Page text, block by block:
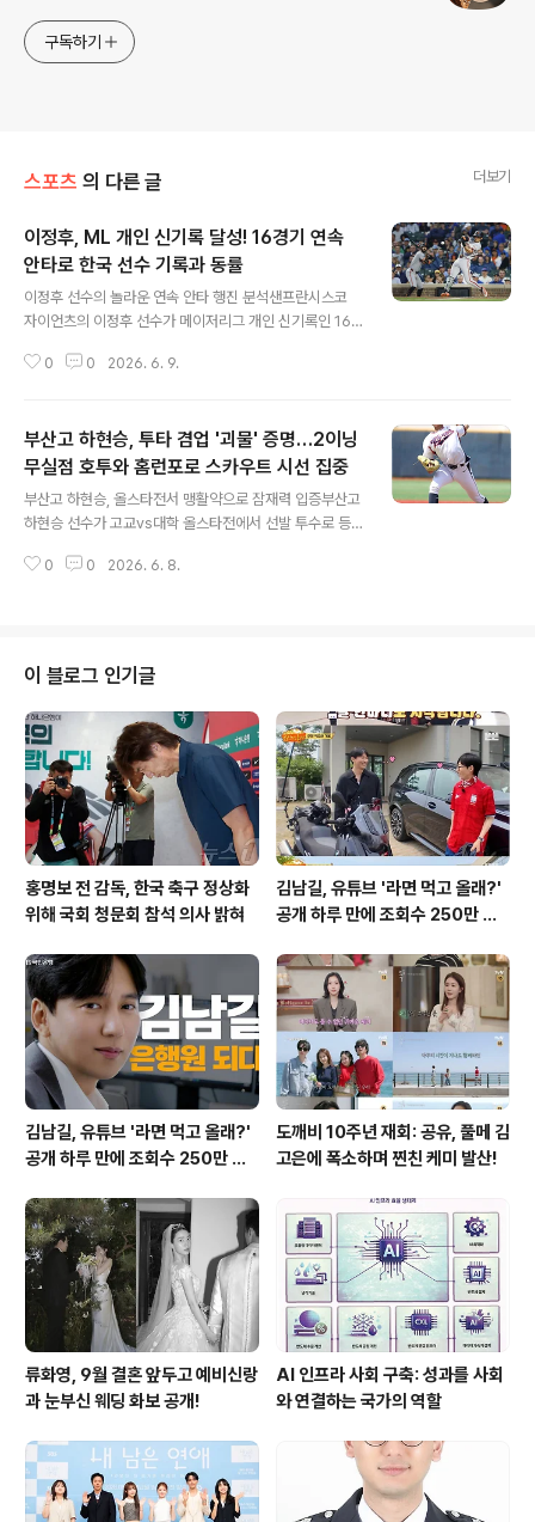
구독하기
스포츠 의 다른 글 더보기
이정후, ML 개인 신기록 달성! 16경기 연속
안타로 한국 선수 기록과 동률
이정후 선수의 놀라운 연속 안타 행진 분석샌프란시스코
자이언츠의 이정후 선수가 메이저리그 개인 신기록인 16
로서 매우 의미 있는 기록입니다. 허리 부상 이후 오히려 타
셔널스와의 홈 경기에서 우익수 겸 5번 타자로 출전했습니
다. 첫 타석에서는 아쉬움을 삼켰으나, 두 번째 타석에서 상
대 투수의 공을 받아내며 16경기 연속 안타를 기록했습니
다. 이 안타로 추신수, 김하성 선수의 기록과 어깨를 나란히
하게 되었습니다. 이정후 선수의 활약이 가지는 의미이정
후 선수의 꾸준한 활약은 한국 야구의 위상을 높이는 데 기
0 0 2026. 6. 9.
부산고 하현승, 투타 겸업 '괴물' 증명…2이닝
무실점 호투와 홈런포로 스카우트 시선 집중
부산고 하현승, 올스타전서 맹활약으로 잠재력 입증부산고
하현승 선수가 고교vs대학 올스타전에서 선발 투수로 등
벽한 투구를 선보였습니다. 또한, 앞선 홈런 레이스 예선에
는지를 명확히 증명하는 순간이었습니다. 국내외 구단들의
뜨거운 관심과 하현승의 선택투타 겸업으로 이미 국내외
야구계의 큰 주목을 받고 있는 하현승 선수에게는 메이저
리그 뉴욕 양키스를 비롯한 여러 구단에서 높은 금액의 계
약금을 제안한 것으로 알려졌습니다. 하지만 하현승 선수
는 심사숙고 끝에 부모님 및 코칭스태프와 상..
0 0 2026. 6. 8.
이 블로그 인기글
홍명보 전 감독, 한국 축구 정상화
위해 국회 청문회 참석 의사 밝혀
김남길, 유튜브 '라면 먹고 올래?'
공개 하루 만에 조회수 250만 돌
김남길, 유튜브 '라면 먹고 올래?'
공개 하루 만에 조회수 250만 돌
도깨비 10주년 재회: 공유, 풀메 김
고은에 폭소하며 찐친 케미 발산!
류화영, 9월 결혼 앞두고 예비신랑
과 눈부신 웨딩 화보 공개!
AI 인프라 사회 구축: 성과를 사회
와 연결하는 국가의 역할